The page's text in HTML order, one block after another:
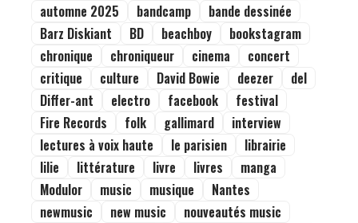
automne 2025
bandcamp
bande dessinée
Barz Diskiant
BD beachboy
bookstagram
chronique
chroniqueur cinema
concert
critique
culture David Bowie deezer
del
Differ-ant
electro facebook
festival
Fire Records
folk gallimard
interview
lectures à voix haute
le parisien
librairie
lilie
littérature livre livres
manga
Modulor
music musique
Nantes
newmusic
new music
nouveautés music